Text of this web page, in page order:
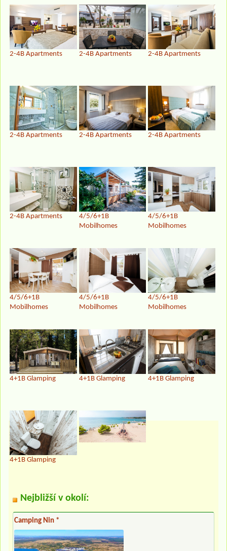
2-4B Apartments 2-4B Apartments 2-4B Apartments
2-4B Apartments 2-4B Apartments 2-4B Apartments
2-4B Apartments
4/5/6+1B
Mobilhomes
4/5/6+1B
Mobilhomes
4/5/6+1B
Mobilhomes
4/5/6+1B
Mobilhomes
4/5/6+1B
Mobilhomes
4+1B Glamping 4+1B Glamping 4+1B Glamping
4+1B Glamping
Nejbližší v okolí:
Camping Nin *